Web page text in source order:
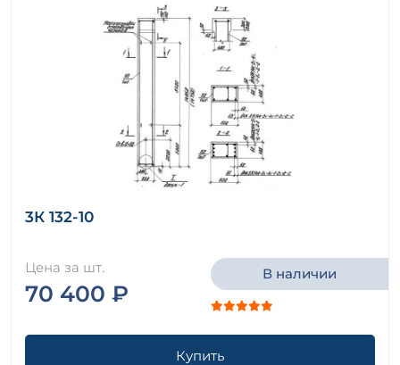
3К 132-10
Цена за шт.
70 400 ₽
В наличии
Купить